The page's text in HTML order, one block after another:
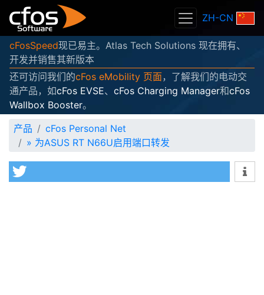
ZH-CN
cFosSpeed现已易主。Atlas Tech Solutions 现在拥有、
开发并销售其新版本
还可访问我们的cFos eMobility 页面，了解我们的电动交
通产品，如cFos EVSE、 cFos Charging Manager和cFos
Wallbox Booster。
产品
cFos Personal Net
» 为ASUS RT N66U启用端口转发